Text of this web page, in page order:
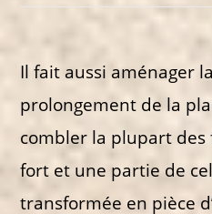
Il fait aussi aménager
prolongement de la
combler la plupart des
fort et une partie de
transformée en pièce